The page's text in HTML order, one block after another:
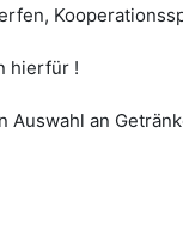
hierfür !
an